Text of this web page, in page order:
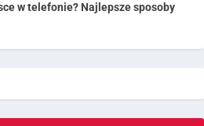
w telefonie? Najlepsze sposoby